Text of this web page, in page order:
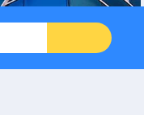
温慢速冻融试验机